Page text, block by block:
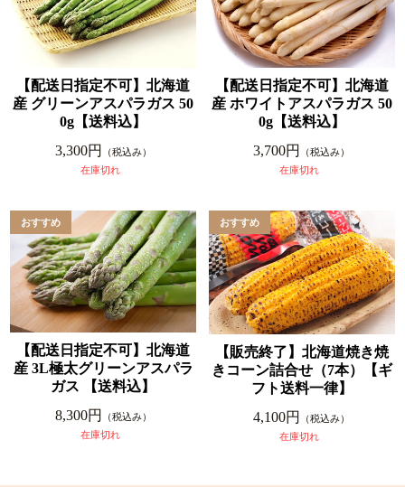
【配送日指定不可】北海道
産 グリーンアスパラガス 50
0g【送料込】
3,300円
（税込み）
在庫切れ
【配送日指定不可】北海道
産 ホワイトアスパラガス 50
0g【送料込】
3,700円
（税込み）
在庫切れ
【配送日指定不可】北海道
産 3L極太グリーンアスパラ
ガス 【送料込】
8,300円
（税込み）
在庫切れ
【販売終了】北海道焼き焼
きコーン詰合せ（7本）【ギ
フト送料一律】
4,100円
（税込み）
在庫切れ